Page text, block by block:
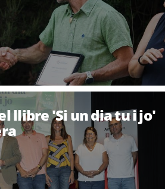
llibre 'Si un dia tu i jo'